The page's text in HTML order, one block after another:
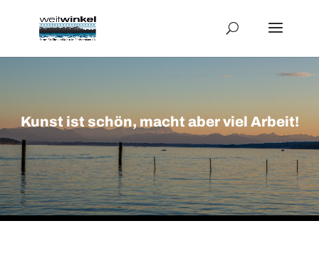
Kunst ist schön, macht aber viel Arbeit!